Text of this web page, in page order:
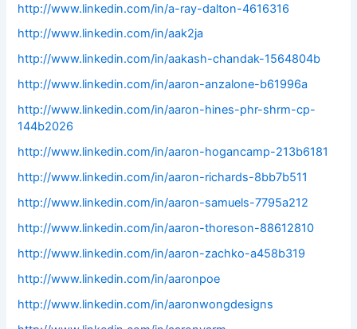
http://www.linkedin.com/in/a-ray-dalton-4616316
http://www.linkedin.com/in/aak2ja
http://www.linkedin.com/in/aakash-chandak-1564804b
http://www.linkedin.com/in/aaron-anzalone-b61996a
http://www.linkedin.com/in/aaron-hines-phr-shrm-cp-
144b2026
http://www.linkedin.com/in/aaron-hogancamp-213b6181
http://www.linkedin.com/in/aaron-richards-8bb7b511
http://www.linkedin.com/in/aaron-samuels-7795a212
http://www.linkedin.com/in/aaron-thoreson-88612810
http://www.linkedin.com/in/aaron-zachko-a458b319
http://www.linkedin.com/in/aaronpoe
http://www.linkedin.com/in/aaronwongdesigns